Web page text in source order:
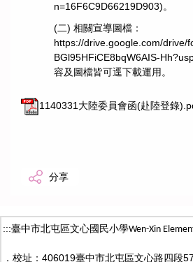
n=16F6C9D66219D903)。
(二) 相關宣導圖檔：
https://drive.google.com/drive/
BGl95HFiCE8bqW6AIS-
容及圖檔皆可逕下載運用。
1140331大陸委員會函(赴陸登錄
分享
:::臺中市北屯區文心國民小學Wen-Xin
． 校址：406019臺中市北屯區文心路四段